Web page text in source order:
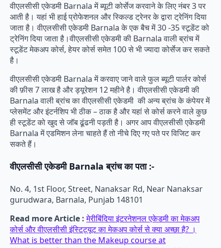
वीएलसीसी एकेडमी Barnala में ब्यूटी कोर्सेज करवाने के लिए नंबर 3 पर
आती है। यहां भी हाई प्रोफेशनल और स्किल्ड ट्रेनर के द्वारा ट्रेनिंग दिया
जाता है। वीएलसीसी एकेडमी Barnala के एक बैच में 30 -35 स्टूडेंट को
ट्रेनिंग दिया जाता है।वीएलसीसी एकेडमी की Barnala वाली ब्रांच में
स्टूडेंट मेकअप कोर्स, हेयर कोर्स समेत 100 से भी ज्यादा कोर्सेज कर सकते
है।
वीएलसीसी एकेडमी Barnala में करवाए जाने वाले फुल ब्यूटी पार्लर कोर्स
की फ़ीस 7 लाख है और ड्यूरेशन 12 महीने है। वीएलसीसी एकेडमी की
Barnala वाली ब्रांच का वीएलसीसी एकेडमी की अन्य ब्रांच के कंपेयर में
प्लेसमेंट और इंटर्नशिप भी ठीक – ठाक है और यहां से कोर्स करने वाले कुछ
ही स्टूडेंट को खुद से जॉब ढूंढनी पड़ती है। अगर आप वीएलसीसी एकेडमी
Barnala में एडमिशन लेना चाहते हैं तो नीचे दिए गए पते पर विजिट कर
सकते हैं।
वीएलसीसी एकेडमी Barnala ब्रांच का पता :-
No. 4, 1st Floor, Street, Nanaksar Rd, Near Nanaksar
gurudwara, Barnala, Punjab 148101
Read more Article :मेरीबिंदिया इंटरनेशनल एकेडमी का मेकअप
कोर्स और वीएलसीसी इंस्टिट्यूट का मेकअप कोर्स से क्या अच्छा है? ।
What is better than the Makeup course at